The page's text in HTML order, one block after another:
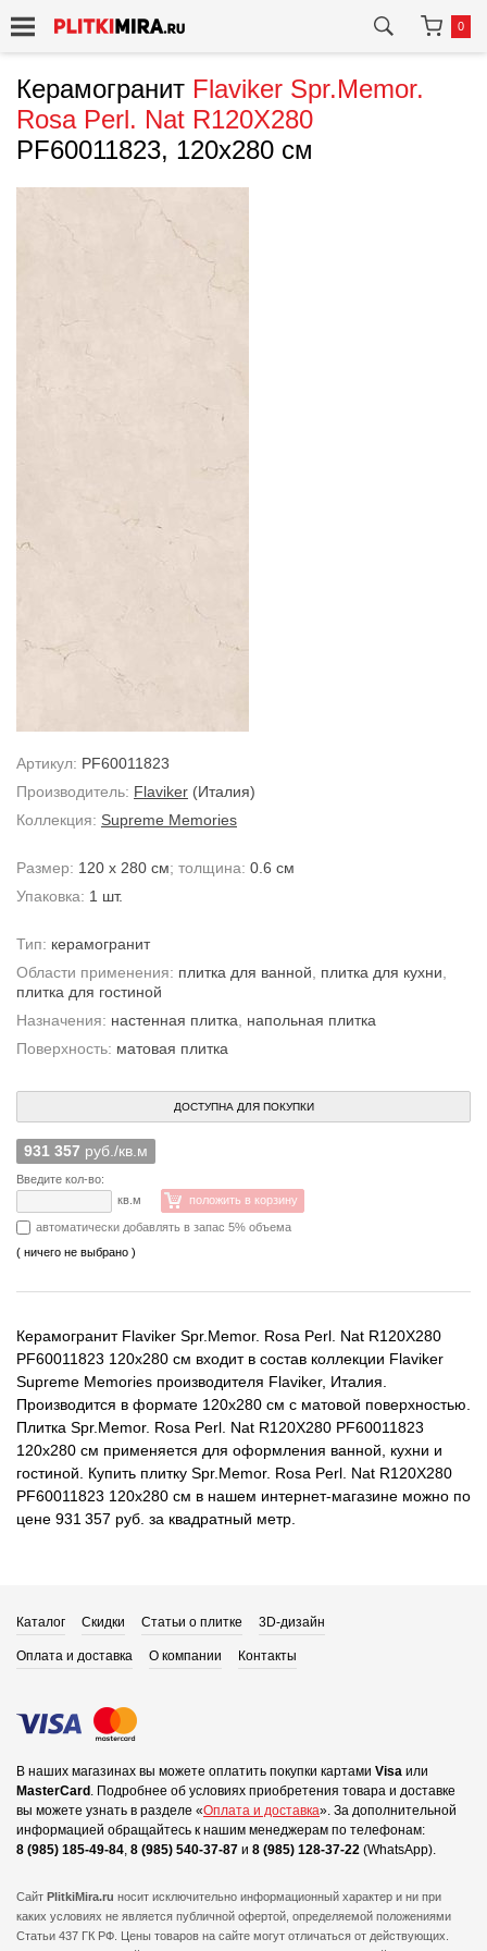
0
Керамогранит Flaviker Spr.Memor.
Rosa Perl. Nat R120X280
PF60011823, 120x280 см
Артикул: PF60011823
Производитель: Flaviker (Италия)
Коллекция: Supreme Memories
Размер: 120 x 280 см; толщина: 0.6 см
Упаковка: 1 шт.
Тип: керамогранит
Области применения: плитка для ванной плитка для кухни
плитка для гостиной
Назначения: настенная плитка
напольная плитка
Поверхность: матовая плитка
ДОСТУПНА ДЛЯ ПОКУПКИ
931 357 руб./кв.м
Введите кол-во:
кв.м
положить в корзину
автоматически добавлять в запас 5% объема
( ничего не выбрано )
Керамогранит Flaviker Spr.Memor. Rosa Perl. Nat R120X280
PF60011823 120x280 см входит в состав коллекции Flaviker
Supreme Memories производителя Flaviker, Италия.
Производится в формате 120x280 см с матовой поверхностью.
Плитка Spr.Memor. Rosa Perl. Nat R120X280 PF60011823
120x280 см применяется для оформления ванной, кухни и
гостиной. Купить плитку Spr.Memor. Rosa Perl. Nat R120X280
PF60011823 120x280 см в нашем интернет-магазине можно по
цене 931 357 руб. за квадратный метр.
Каталог Скидки Статьи о плитке 3D-дизайн
Оплата и доставка О компании Контакты
В наших магазинах вы можете оплатить покупки картами Visa или
MasterCard . Подробнее об условиях приобретения товара и доставке
вы можете узнать в разделе «Оплата и доставка». За дополнительной
информацией обращайтесь к нашим менеджерам по телефонам:
8 (985) 185-49-84, 8 (985) 540-37-87 и 8 (985) 128-37-22 (WhatsApp).
Сайт PlitkiMira.ru носит исключительно информационный характер и ни при
каких условиях не является публичной офертой, определяемой положениями
Статьи 437 ГК РФ. Цены товаров на сайте могут отличаться от действующих.